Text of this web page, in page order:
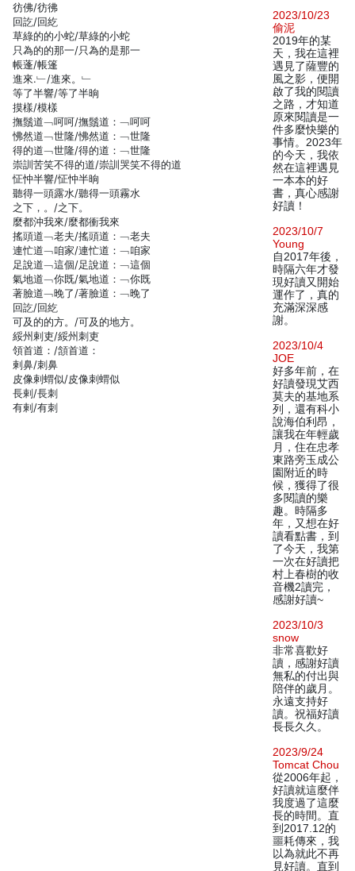
彷佛/彷彿
回訖/回紇
草綠的的小蛇/草綠的小蛇
只為的的那一/只為的是那一
帳蓬/帳篷
進來.﹂/進來。﹂
等了半響/等了半晌
摸樣/模樣
撫鬚道﹁呵呵/撫鬚道：﹁呵呵
怫然道﹁世隆/怫然道：﹁世隆
得的道﹁世隆/得的道：﹁世隆
崇訓苦笑不得的道/崇訓哭笑不得的道
怔忡半響/怔忡半晌
聽得一頭露水/聽得一頭霧水
之下，。/之下。
麼都沖我來/麼都衝我來
搖頭道﹁老夫/搖頭道：﹁老夫
連忙道﹁咱家/連忙道：﹁咱家
足說道﹁這個/足說道：﹁這個
氣地道﹁你既/氣地道：﹁你既
著臉道﹁晚了/著臉道：﹁晚了
回訖/回紇
可及的的方。/可及的地方。
綏州剌吏/綏州刺吏
領首道：/頷首道：
剌鼻/刺鼻
皮像剌蝟似/皮像刺蝟似
長剌/長刺
有剌/有刺
2023/10/23
偷泥
2019年的某
天，我在這裡
遇見了薩豐的
風之影，便開
啟了我的閱讀
之路，才知道
原來閱讀是一
件多麼快樂的
事情。2023年
的今天，我依
然在這裡遇見
一本本的好
書，真心感謝
好讀！
2023/10/7
Young
自2017年後，
時隔六年才發
現好讀又開始
運作了，真的
充滿深深感
謝。
2023/10/4
JOE
好多年前，在
好讀發現艾西
莫夫的基地系
列，還有科小
說海伯利昂，
讓我在年輕歲
月，住在忠孝
東路旁玉成公
園附近的時
候，獲得了很
多閱讀的樂
趣。時隔多
年，又想在好
讀看點書，到
了今天，我第
一次在好讀把
村上春樹的收
音機2讀完，
感謝好讀~
2023/10/3
snow
非常喜歡好
讀，感謝好讀
無私的付出與
陪伴的歲月。
永遠支持好
讀。祝福好讀
長長久久。
2023/9/24
Tomcat Chou
從2006年起，
好讀就這麼伴
我度過了這麼
長的時間。直
到2017.12的
噩耗傳來，我
以為就此不再
見好讀。直到